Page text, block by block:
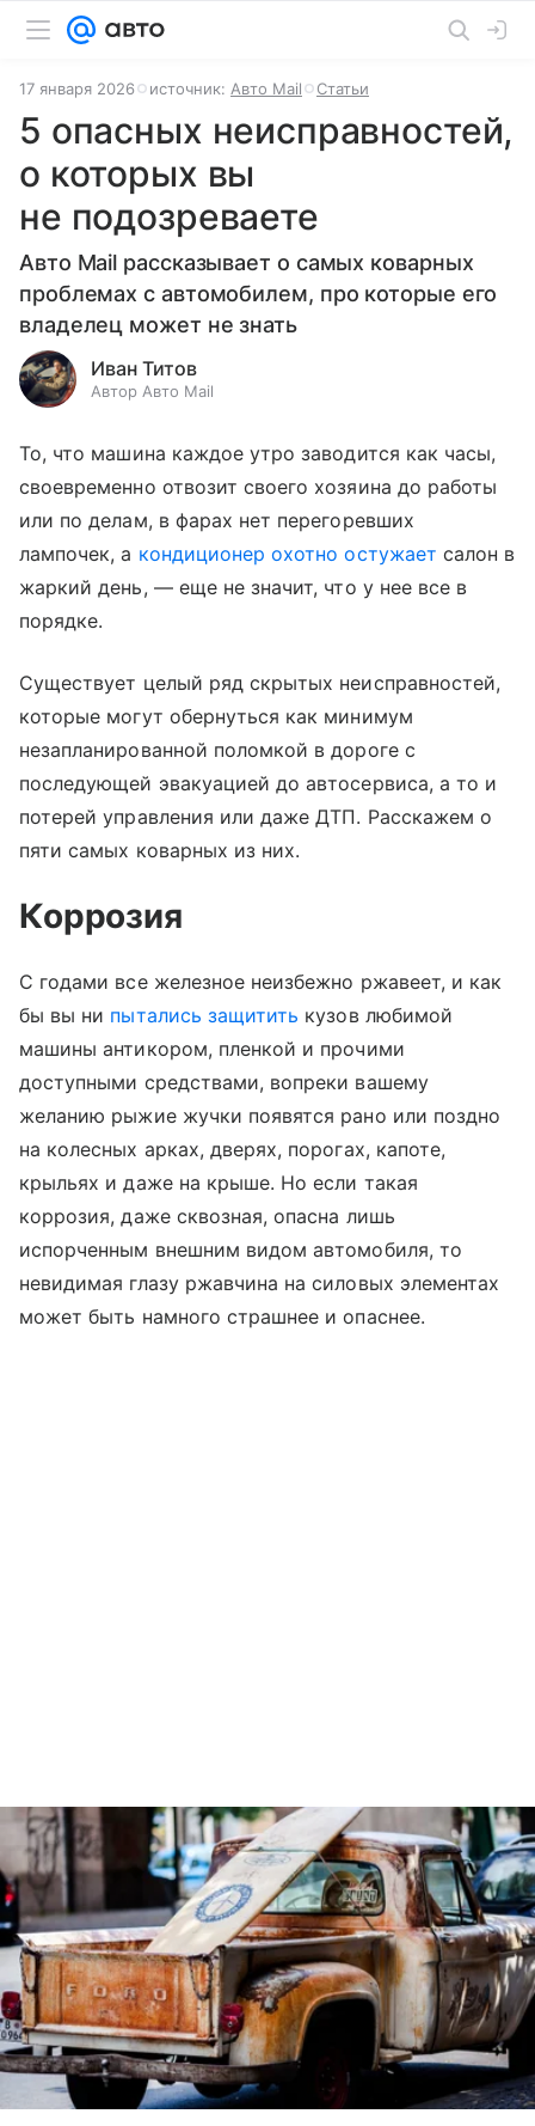
17 января 2026 источник: Авто Mail Статьи
5 опасных неисправностей,
о которых вы
не подозреваете
Авто Mail рассказывает о самых коварных
проблемах с автомобилем, про которые его
владелец может не знать
Иван Титов
Автор Авто Mail
То, что машина каждое утро заводится как часы,
своевременно отвозит своего хозяина до работы
или по делам, в фарах нет перегоревших
лампочек, а кондиционер охотно остужает салон в
жаркий день, — еще не значит, что у нее все в
порядке.
Существует целый ряд скрытых неисправностей,
которые могут обернуться как минимум
незапланированной поломкой в дороге с
последующей эвакуацией до автосервиса, а то и
потерей управления или даже ДТП. Расскажем о
пяти самых коварных из них.
Коррозия
С годами все железное неизбежно ржавеет, и как
бы вы ни пытались защитить кузов любимой
машины антикором, пленкой и прочими
доступными средствами, вопреки вашему
желанию рыжие жучки появятся рано или поздно
на колесных арках, дверях, порогах, капоте,
крыльях и даже на крыше. Но если такая
коррозия, даже сквозная, опасна лишь
испорченным внешним видом автомобиля, то
невидимая глазу ржавчина на силовых элементах
может быть намного страшнее и опаснее.